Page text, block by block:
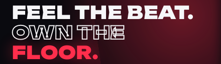
FEEL THE BEAT.
OWN THE
FLOOR.